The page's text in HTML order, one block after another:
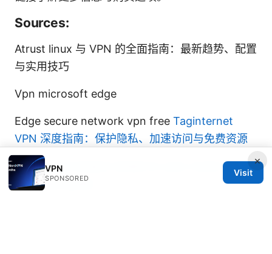
Sources:
Atrust linux 与 VPN 的全面指南：最新趋势、配置
与实用技巧
Vpn microsoft edge
Edge secure network vpn free Taginternet
VPN 深度指南：保护隐私、加速访问与免费资源
Setting up hotspot shield on your router a
complete guide
×
VPN
SPONSORED
Visit